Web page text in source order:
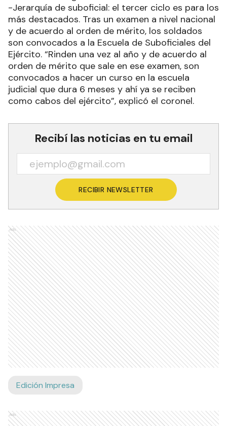
-Jerarquía de suboficial: el tercer ciclo es para los
más destacados. Tras un examen a nivel nacional
y de acuerdo al orden de mérito, los soldados
son convocados a la Escuela de Suboficiales del
Ejército. “Rinden una vez al año y de acuerdo al
orden de mérito que sale en ese examen, son
convocados a hacer un curso en la escuela
judicial que dura 6 meses y ahí ya se reciben
como cabos del ejército”, explicó el coronel.
Recibí las noticias en tu email
RECIBIR NEWSLETTER
Ads
Edición Impresa
Ads